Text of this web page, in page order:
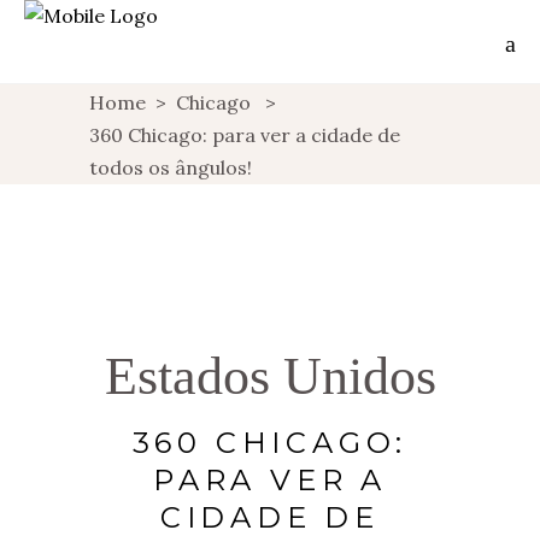
Home > Chicago
>
360 Chicago: para ver a cidade de
todos os ângulos!
Estados Unidos
360 CHICAGO:
PARA VER A
CIDADE DE